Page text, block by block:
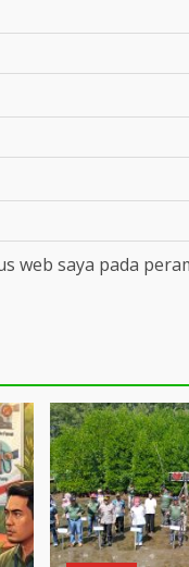
web saya pada